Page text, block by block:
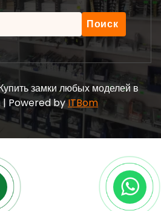
замки любых моделей в
| Powered byITBom